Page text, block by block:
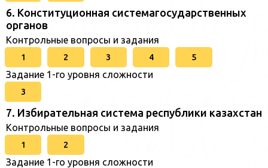
6. Конституционная системагосударственных
органов
Контрольные вопросы и задания
1 2 3 4 5
Задание 1-го уровня сложности
3
7. Избирательная система республики казахстан
Контрольные вопросы и задания
1 2
Задание 1-го уровня сложности